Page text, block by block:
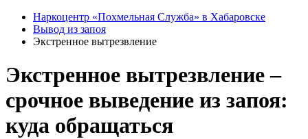
Наркоцентр «Похмельная Служба» в Хабаровске
Вывод из запоя
Экстренное вытрезвление
Экстренное вытрезвление –
срочное выведение из запоя:
куда обращаться